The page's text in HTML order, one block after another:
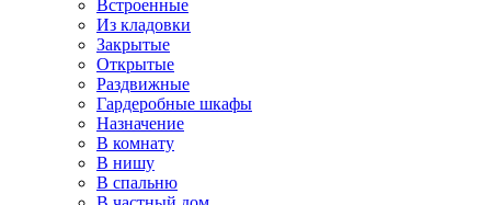
Встроенные
Из кладовки
Закрытые
Открытые
Раздвижные
Гардеробные шкафы
Назначение
В комнату
В нишу
В спальню